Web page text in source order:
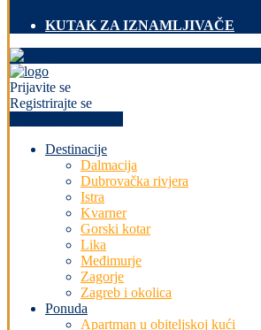
KUTAK ZA IZNAMLJIVAČE
Prijavite se
Registrirajte se
Destinacije
Dalmacija
Dubrovačka rivjera
Istra
Kvarner
Gorski kotar
Lika
Međimurje
Zagorje
Zagreb i okolica
Ponuda
Apartman u obiteljskoj kući